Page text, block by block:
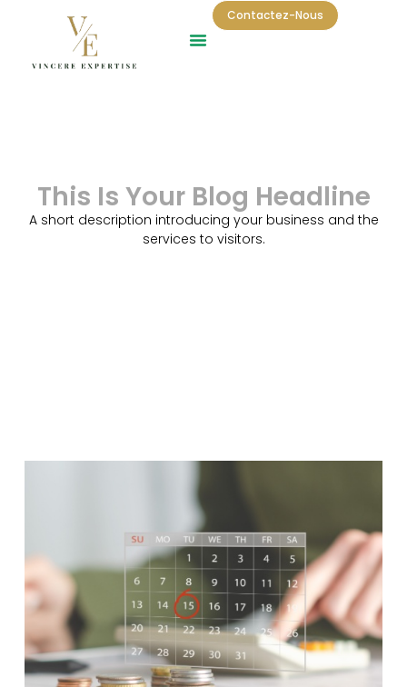
Contactez-Nous
This Is Your Blog Headline
A short description introducing your business and the
services to visitors.